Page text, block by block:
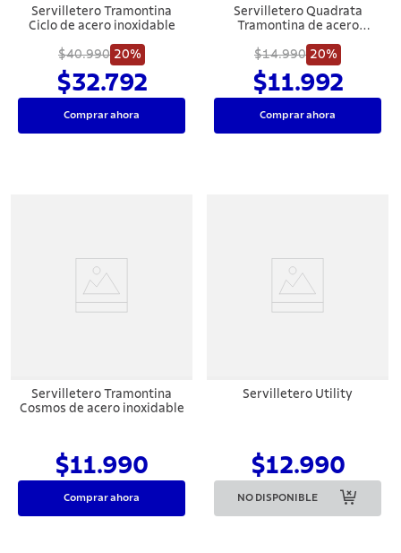
Servilletero Tramontina
Ciclo de acero inoxidable
$40.990 20%
$32.792
Comprar ahora
Servilletero Quadrata
Tramontina de acero
$14.990 20%
$11.992
Comprar ahora
Servilletero Tramontina
Cosmos de acero inoxidable
$11.990
Comprar ahora
Servilletero Utility
$12.990
NO DISPONIBLE
10. allegra